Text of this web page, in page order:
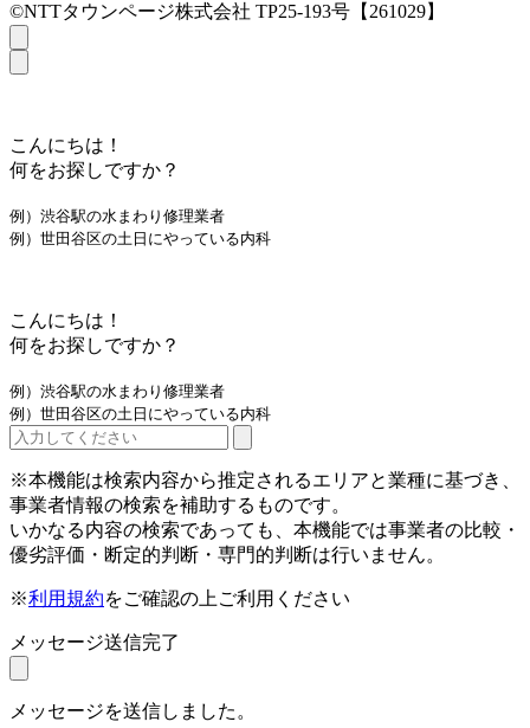
©NTTタウンページ株式会社 TP25-193号【261029】
こんにちは！
何をお探しですか？
例）渋谷駅の水まわり修理業者
例）世田谷区の土日にやっている内科
こんにちは！
何をお探しですか？
例）渋谷駅の水まわり修理業者
例）世田谷区の土日にやっている内科
※本機能は検索内容から推定されるエリアと業種に基づき、
事業者情報の検索を補助するものです。
いかなる内容の検索であっても、本機能では事業者の比較・
優劣評価・断定的判断・専門的判断は行いません。
※利用規約をご確認の上ご利用ください
メッセージ送信完了
メッセージを送信しました。